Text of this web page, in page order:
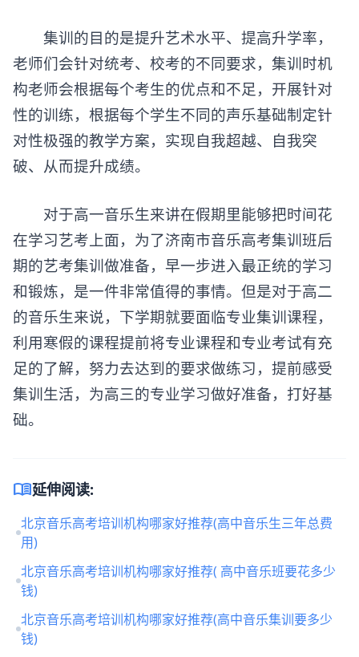
集训的目的是提升艺术水平、提高升学率，
老师们会针对统考、校考的不同要求，集训时机
构老师会根据每个考生的优点和不足，开展针对
性的训练，根据每个学生不同的声乐基础制定针
对性极强的教学方案，实现自我超越、自我突
破、从而提升成绩。
对于高一音乐生来讲在假期里能够把时间花
在学习艺考上面，为了济南市音乐高考集训班后
期的艺考集训做准备，早一步进入最正统的学习
和锻炼，是一件非常值得的事情。但是对于高二
的音乐生来说，下学期就要面临专业集训课程，
利用寒假的课程提前将专业课程和专业考试有充
足的了解，努力去达到的要求做练习，提前感受
集训生活，为高三的专业学习做好准备，打好基
础。
menu_book延伸阅读:
北京音乐高考培训机构哪家好推荐(高中音乐生三年总费
用)
北京音乐高考培训机构哪家好推荐( 高中音乐班要花多少
钱)
北京音乐高考培训机构哪家好推荐(高中音乐集训要多少
钱)